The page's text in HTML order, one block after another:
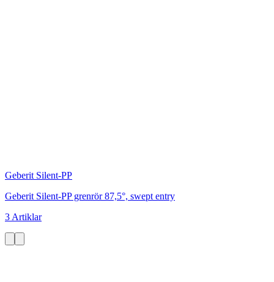
Geberit Silent-PP
Geberit Silent-PP grenrör 87,5°, swept entry
3 Artiklar